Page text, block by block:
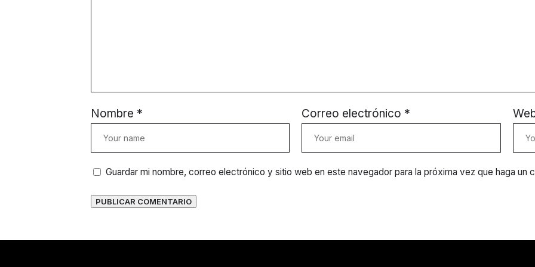
Nombre * Correo electrónico *
Guardar mi nombre, correo electrónico y sitio web en este navegador para la próxima vez que haga un